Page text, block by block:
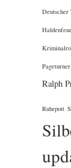
Pageturner
Ralph
Ruhrpott